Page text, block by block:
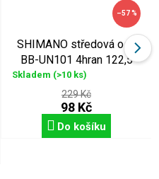
–57 %
SHIMANO středová osa
BB-UN101 4hran 122,5
mm
Skladem (>10 ks)
229 Kč
98 Kč
Do košíku